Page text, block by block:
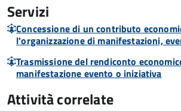
Servizi
Concessione di un contributo
l'organizzazione di manifestazioni,
Trasmissione del rendiconto
manifestazione evento o iniziativa
Attività correlate